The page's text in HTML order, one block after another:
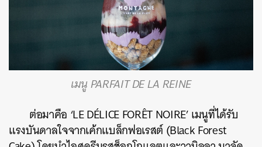
เมนู PARFAIT DE LA REINE
ต่อมาคือ ‘LE DÉLICE FORÊT NOIRE’ เมนูที่ได้รับ
แรงบันดาลใจจากเค้กแบล็กฟอเรสต์ (Black Forest
SHARE